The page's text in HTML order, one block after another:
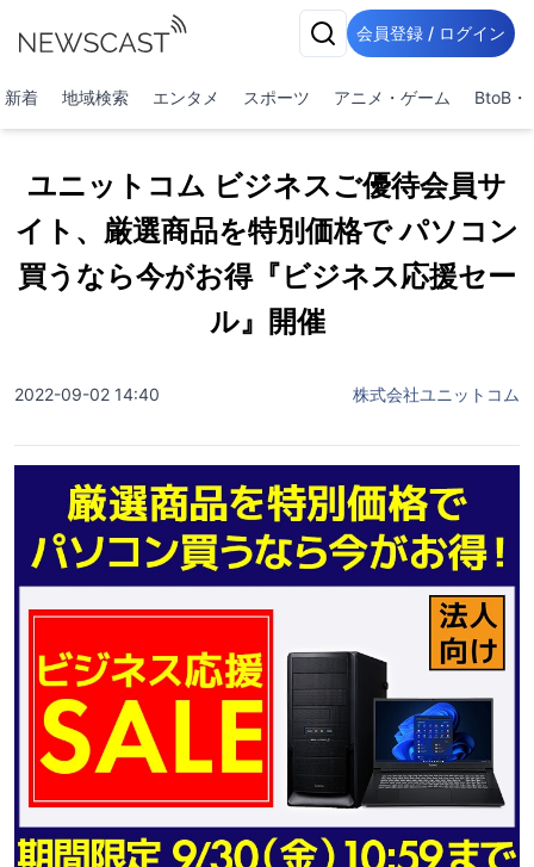
会員登録 / ログイン
新着 地域検索 エンタメ スポーツ アニメ・ゲーム BtoB・
ユニットコム ビジネスご優待会員サ
イト、厳選商品を特別価格で パソコン
買うなら今がお得『ビジネス応援セー
ル』開催
2022-09-02 14:40 株式会社ユニットコム